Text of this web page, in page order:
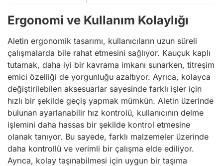
Ergonomi ve Kullanım Kolaylığı
Aletin ergonomik tasarımı, kullanıcıların uzun süreli
çalışmalarda bile rahat etmesini sağlıyor. Kauçuk kaplı
tutamak, daha iyi bir kavrama imkanı sunarken, titreşim
emici özelliği de yorgunluğu azaltıyor. Ayrıca, kolayca
değiştirilebilen aksesuarlar sayesinde farklı işler için
hızlı bir şekilde geçiş yapmak mümkün. Aletin üzerinde
bulunan ayarlanabilir hız kontrolü, kullanıcının delme
işlemini daha hassas bir şekilde kontrol etmesine
olanak tanıyor. Bu sayede, farklı malzemeler üzerinde
daha kontrollü ve verimli bir çalışma elde ediliyor.
Ayrıca, kolay taşınabilmesi için uygun bir taşıma